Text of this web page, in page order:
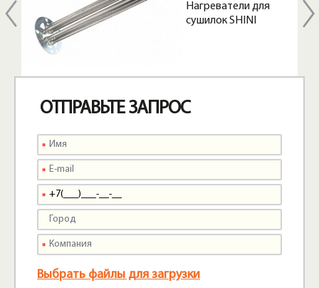
Нагреватели для
сушилок SHINI
ОТПРАВЬТЕ ЗАПРОС
Выбрать файлы для загрузки